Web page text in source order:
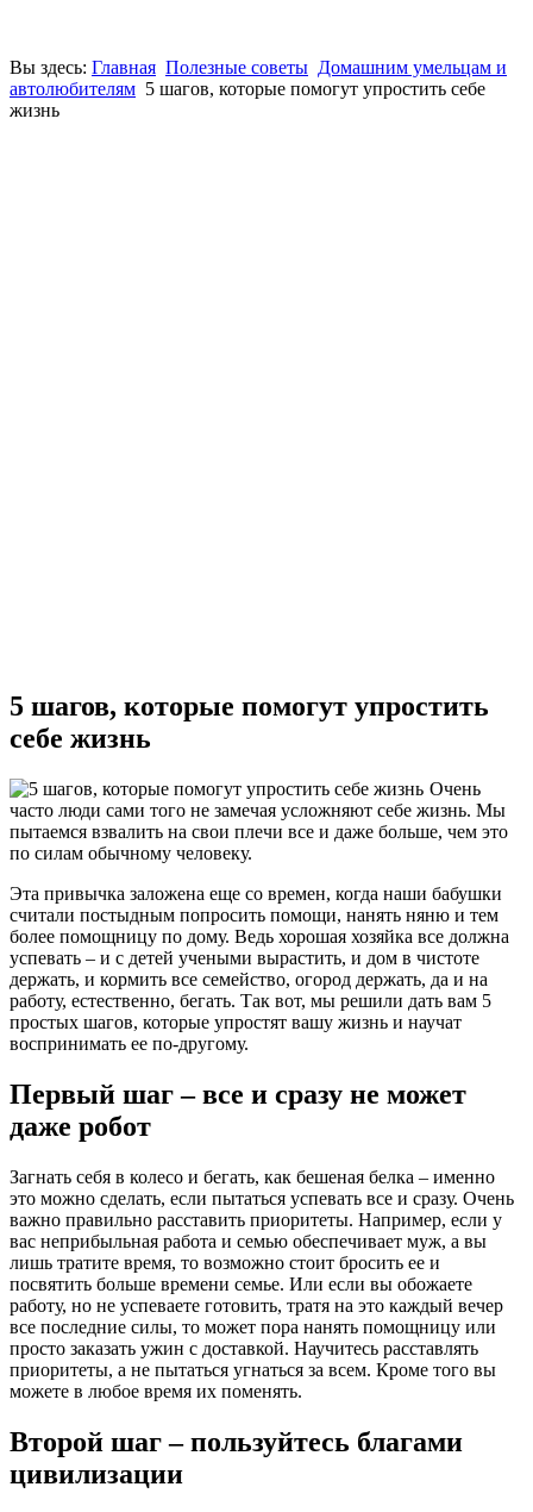
Вы здесь: Главная Полезные советы Домашним умельцам и
автолюбителям 5 шагов, которые помогут упростить себе
жизнь
5 шагов, которые помогут упростить
себе жизнь
Очень
часто люди сами того не замечая усложняют себе жизнь. Мы
пытаемся взвалить на свои плечи все и даже больше, чем это
по силам обычному человеку.
Эта привычка заложена еще со времен, когда наши бабушки
считали постыдным попросить помощи, нанять няню и тем
более помощницу по дому. Ведь хорошая хозяйка все должна
успевать – и с детей учеными вырастить, и дом в чистоте
держать, и кормить все семейство, огород держать, да и на
работу, естественно, бегать. Так вот, мы решили дать вам 5
простых шагов, которые упростят вашу жизнь и научат
воспринимать ее по-другому.
Первый шаг – все и сразу не может
даже робот
Загнать себя в колесо и бегать, как бешеная белка – именно
это можно сделать, если пытаться успевать все и сразу. Очень
важно правильно расставить приоритеты. Например, если у
вас неприбыльная работа и семью обеспечивает муж, а вы
лишь тратите время, то возможно стоит бросить ее и
посвятить больше времени семье. Или если вы обожаете
работу, но не успеваете готовить, тратя на это каждый вечер
все последние силы, то может пора нанять помощницу или
просто заказать ужин с доставкой. Научитесь расставлять
приоритеты, а не пытаться угнаться за всем. Кроме того вы
можете в любое время их поменять.
Второй шаг – пользуйтесь благами
цивилизации